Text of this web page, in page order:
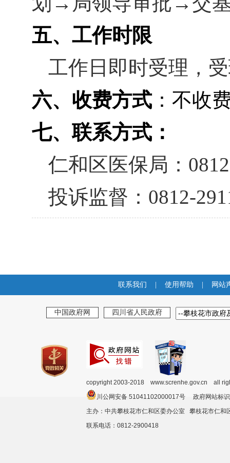
五、工作时限
工作日即时受理，
六、收费方式：不收
七、联系方式：
仁和区医保局：
投诉监督： 0812-
联系我们 使用帮助 网站
中国政府网 四川省人民政府
copyright 2003-2018 www.screnhe.gov.cn all
川公网安备 51041102000017号 政府网站
主办：中共攀枝花市仁和区委办公室 攀枝花市仁
联系电话：0812-2900418